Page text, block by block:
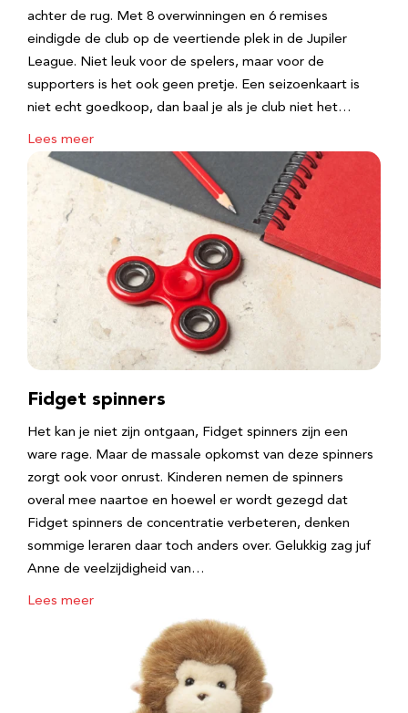
achter de rug. Met 8 overwinningen en 6 remises
eindigde de club op de veertiende plek in de Jupiler
League. Niet leuk voor de spelers, maar voor de
supporters is het ook geen pretje. Een seizoenkaart is
niet echt goedkoop, dan baal je als je club niet het…
Lees meer
Fidget spinners
Het kan je niet zijn ontgaan, Fidget spinners zijn een
ware rage. Maar de massale opkomst van deze spinners
zorgt ook voor onrust. Kinderen nemen de spinners
overal mee naartoe en hoewel er wordt gezegd dat
Fidget spinners de concentratie verbeteren, denken
sommige leraren daar toch anders over. Gelukkig zag juf
Anne de veelzijdigheid van…
Lees meer